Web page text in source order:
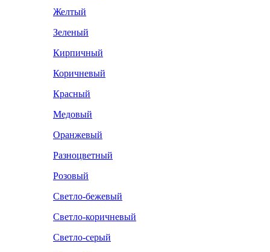
Желтый
Зеленый
Кирпичный
Коричневый
Красный
Медовый
Оранжевый
Разноцветный
Розовый
Светло-бежевый
Светло-коричневый
Светло-серый